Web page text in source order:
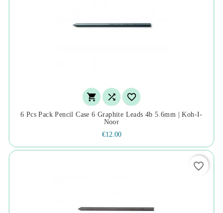
  
6 Pcs Pack Pencil Case 6 Graphite Leads 4b 5.6mm | Koh-I-
Noor
€12.00
favorite_border